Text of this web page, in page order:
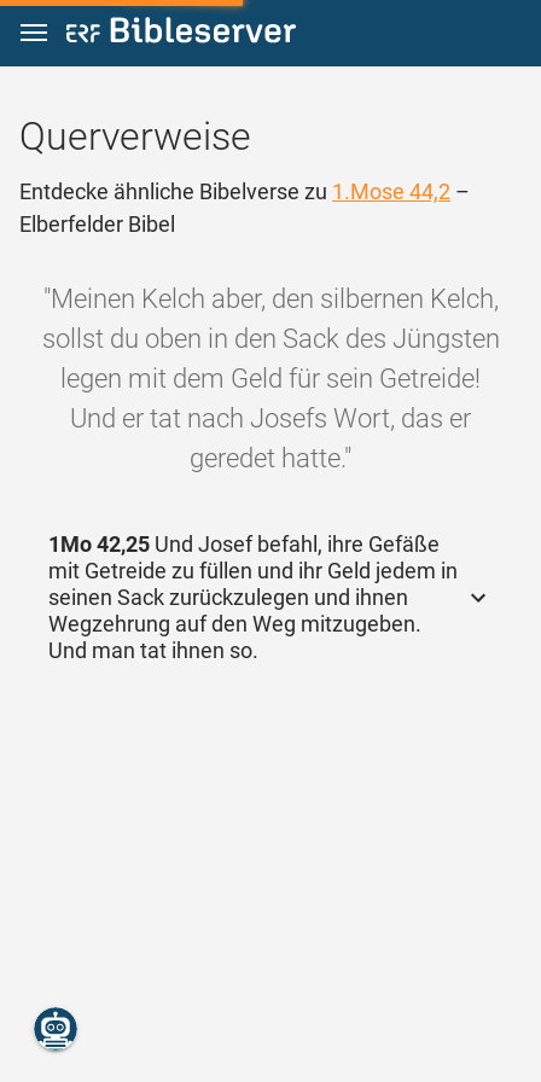
Zum Inhalt springen
Querverweise
Entdecke ähnliche Bibelverse zu 1.Mose 44,2 –
Elberfelder Bibel
"Meinen Kelch aber, den silbernen Kelch,
sollst du oben in den Sack des Jüngsten
legen mit dem Geld für sein Getreide!
Und er tat nach Josefs Wort, das er
geredet hatte."
1Mo 42,25 Und Josef befahl, ihre Gefäße
mit Getreide zu füllen und ihr Geld jedem in
seinen Sack zurückzulegen und ihnen
Wegzehrung auf den Weg mitzugeben.
Und man tat ihnen so.